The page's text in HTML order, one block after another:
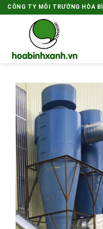
Skip
to
CÔNG TY MÔI TRƯỜNG HÒA